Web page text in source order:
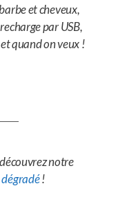
et cheveux,
par USB,
quand on veux !
notre
!